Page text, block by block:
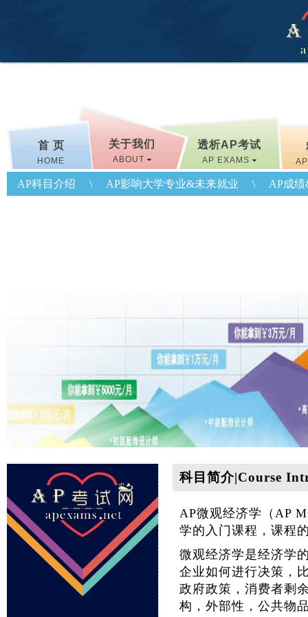
首 页
HOME
关于我们
ABOUT
透析AP考试
AP EXAMS
AP科目介绍 \ AP影响大学专业&未来就业 \ AP成
科目简介|Course
AP微观经济学（AP
学的入门课程，课程
微观经济学是经济学
企业如何进行决策，
政府政策，消费者剩
构，外部性，公共物